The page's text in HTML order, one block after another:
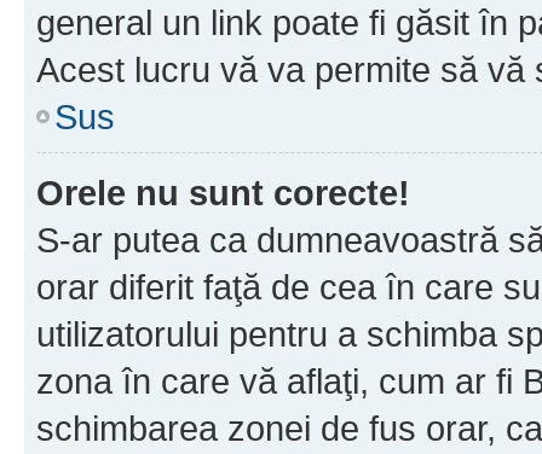
general un link poate fi găsit în
Acest lucru vă va permite să vă
Sus
Orele nu sunt corecte!
S-ar putea ca dumneavoastră
orar diferit faţă de cea în care
utilizatorului pentru a schimba
zona în care vă aflaţi, cum ar fi
schimbarea zonei de fus orar,